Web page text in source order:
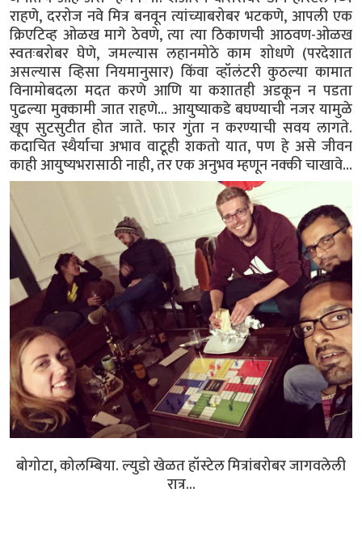
राहणे, दररोज नवे मित्र बनवून त्यांच्याबरोबर भटकणे, आपली एक
क्रिएटिव्ह ओळख मागे ठेवणे, त्या त्या ठिकाणची आठवण-ओळख
स्वतःबरोबर घेणे, जमल्यास लहानमोठे काम शोधणे (परदेशात
असल्यास व्हिसा नियमानुसार) किंवा व्हॉलंटरी कुठल्या कामात
विनामोबदला मदत करणे आणि या कशातही अडकून न पडता
पुढल्या मुक्कामी जात राहणे... आयुष्याकडे बघण्याची नजर यामुळे
खूप सुटसुटीत होत जाते. फार गुंता न करण्याची सवय लागते.
कदाचित स्थैर्याचा अभाव वाटूही शकतो यात, पण हे असे जीवन
काही आयुष्यभरासाठी नाही, तर एक अनुभव म्हणून नक्की चाखावे...
बोगोटा, कोलम्बिया. ल्युडो खेळत हॉस्टेल मित्रांबरोबर जागवलेली
रात्र...